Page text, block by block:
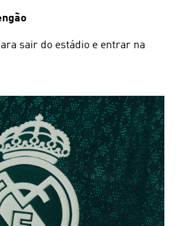
sair do estádio e entrar na